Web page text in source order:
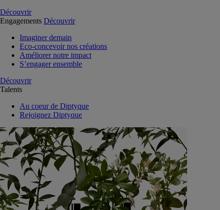
Découvrir
Engagements Découvrir
Imaginer demain
Eco-concevoir nos créations
Améliorer notre impact
S’engager ensemble
Découvrir
Talents
Au coeur de Diptyque
Rejoignez Diptyque